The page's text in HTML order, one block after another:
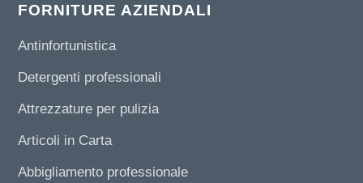
FORNITURE AZIENDALI
Antinfortunistica
Detergenti professionali
Attrezzature per pulizia
Articoli in Carta
Abbigliamento professionale